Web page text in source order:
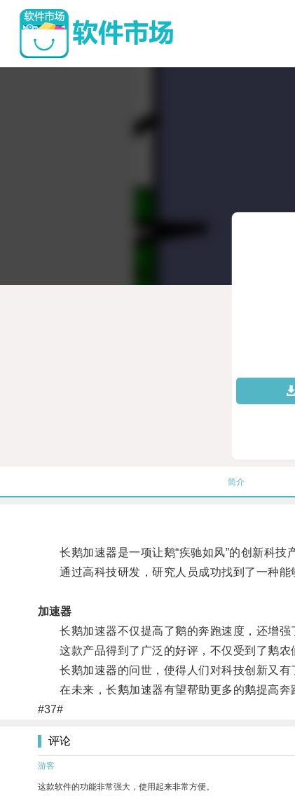
简介
长鹅加速器是一项让鹅“疾驰如风”的创新科技产
通过高科技研发，研究人员成功找到了一种能
加速器
长鹅加速器不仅提高了鹅的奔跑速度，还增强
这款产品得到了广泛的好评，不仅受到了鹅农
长鹅加速器的问世，使得人们对科技创新又有
在未来，长鹅加速器有望帮助更多的鹅提高奔
#37#
评论
游客
这款软件的功能非常强大，使用起来非常方便。